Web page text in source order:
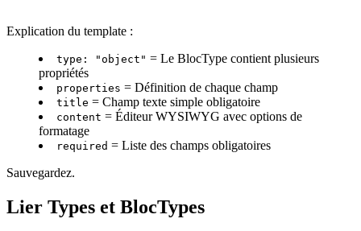
Explication du template :
type: "object" = Le BlocType contient plusieurs
propriétés
properties = Définition de chaque champ
title = Champ texte simple obligatoire
content = Éditeur WYSIWYG avec options de
formatage
required = Liste des champs obligatoires
Sauvegardez.
Lier Types et BlocTypes